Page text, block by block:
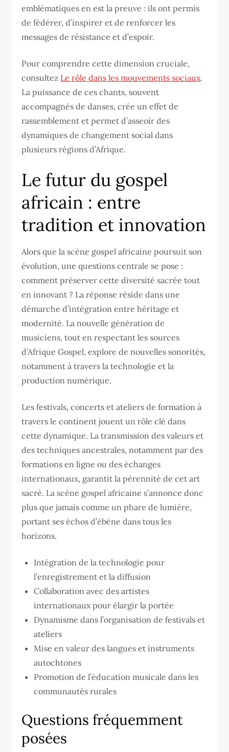
emblématiques en est la preuve : ils ont permis
de fédérer, d’inspirer et de renforcer les
messages de résistance et d’espoir.
Pour comprendre cette dimension cruciale,
consultez Le rôle dans les mouvements sociaux.
La puissance de ces chants, souvent
accompagnés de danses, crée un effet de
rassemblement et permet d’asseoir des
dynamiques de changement social dans
plusieurs régions d’Afrique.
Le futur du gospel
africain : entre
tradition et innovation
Alors que la scène gospel africaine poursuit son
évolution, une questions centrale se pose :
comment préserver cette diversité sacrée tout
en innovant ? La réponse réside dans une
démarche d’intégration entre héritage et
modernité. La nouvelle génération de
musiciens, tout en respectant les sources
d’Afrique Gospel, explore de nouvelles sonorités,
notamment à travers la technologie et la
production numérique.
Les festivals, concerts et ateliers de formation à
travers le continent jouent un rôle clé dans
cette dynamique. La transmission des valeurs et
des techniques ancestrales, notamment par des
formations en ligne ou des échanges
internationaux, garantit la pérennité de cet art
sacré. La scène gospel africaine s’annonce donc
plus que jamais comme un phare de lumière,
portant ses échos d’ébène dans tous les
horizons.
Intégration de la technologie pour
l’enregistrement et la diffusion
Collaboration avec des artistes
internationaux pour élargir la portée
Dynamisme dans l’organisation de festivals et
ateliers
Mise en valeur des langues et instruments
autochtones
Promotion de l’éducation musicale dans les
communautés rurales
Questions fréquemment
posées